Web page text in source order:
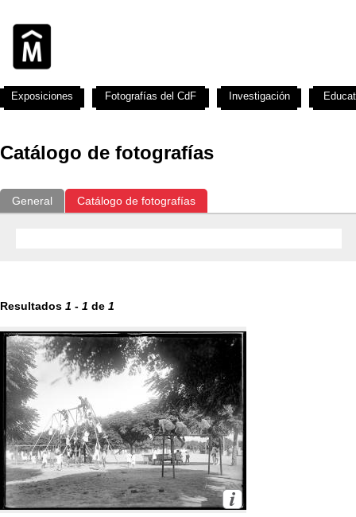
Catálogo de fotografías
General Catálogo de fotografías
Resultados 1 - 1 de 1
Exposiciones Fotografías del CdF Investigación